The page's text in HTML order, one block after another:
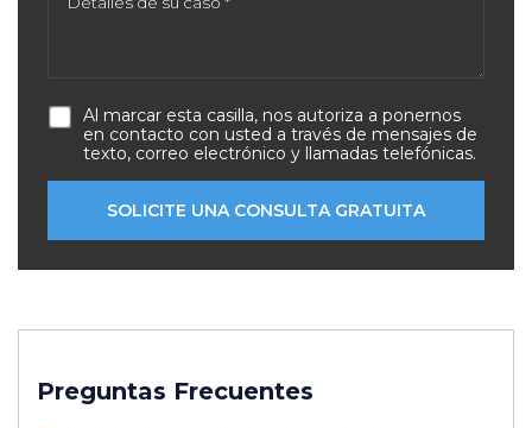
Al marcar esta casilla, nos autoriza a ponernos
en contacto con usted a través de mensajes de
texto, correo electrónico y llamadas telefónicas.
Preguntas Frecuentes